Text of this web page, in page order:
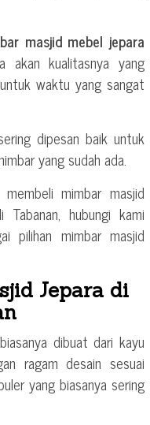
masjid mebel jepara
akan kualitasnya yang
waktu yang sangat
dipesan baik untuk
yang sudah ada.
mimbar masjid
hubungi kami
pilihan mimbar masjid
Jepara di
dibuat dari kayu
ragam desain sesuai
yang biasanya sering